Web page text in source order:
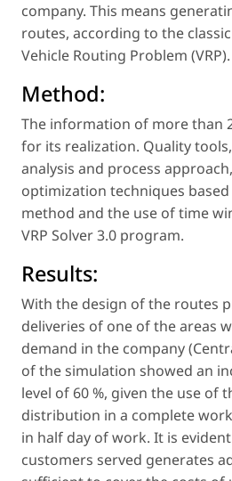
company. This means
routes, according to the
Vehicle Routing Problem (VRP).
Method:
The information of more than
for its realization. Quality
analysis and process
optimization techniques
method and the use of time
VRP Solver 3.0 program.
Results:
With the design of the routes
deliveries of one of the areas
demand in the company
of the simulation showed an
level of 60 %, given the use of
distribution in a complete
in half day of work. It is
customers served generates